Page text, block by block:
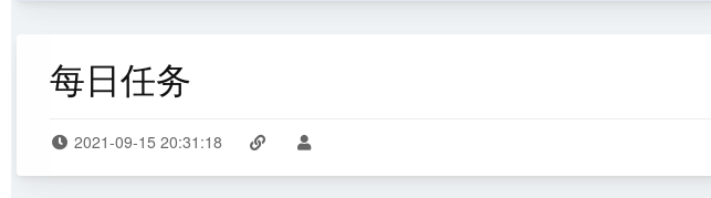
每日任务
 2021-09-15 20:31:18  